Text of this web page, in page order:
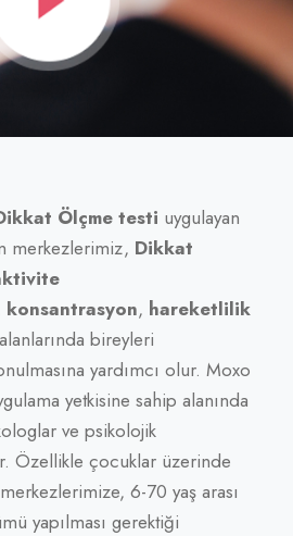
Ölçme testi uygulayan
merkezlerimiz, Dikkat
konsantrasyon, hareketlilik
alanlarında bireyleri
yardımcı olur. Moxo
yetkisine sahip alanında
ve psikolojik
Özellikle çocuklar üzerinde
6-70 yaş arası
yapılması gerektiği